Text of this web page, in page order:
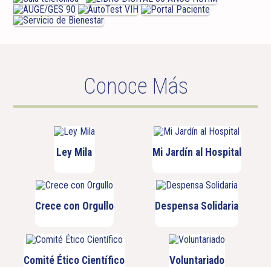
Conoce Más
Ley Mila Mi Jardín al Hospital
Crece con Orgullo Despensa Solidaria
Comité Ético Científico Voluntariado